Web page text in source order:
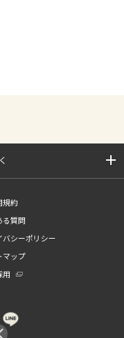
規約
る質問
バシーポリシー
マップ
用